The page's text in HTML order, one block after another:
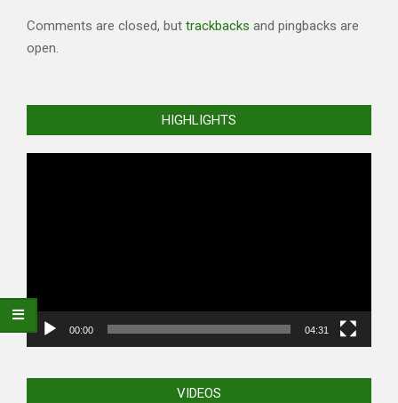
Comments are closed, but trackbacks and pingbacks are
open.
HIGHLIGHTS
00:00 04:31
VIDEOS